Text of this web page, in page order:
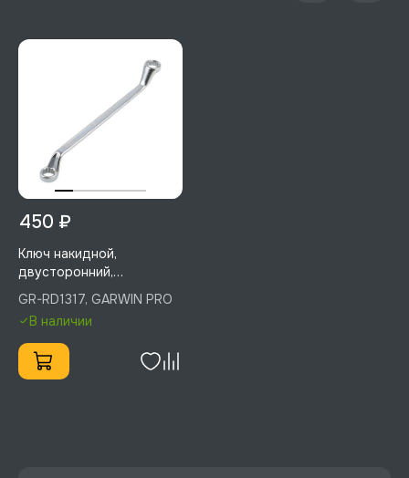
450 ₽
Ключ накидной,
двусторонний,
изогнутый, 75°, 13 мм, 17
мм, GARWIN PRO, GR-
RD1317
GR-RD1317, GARWIN PRO
В наличии